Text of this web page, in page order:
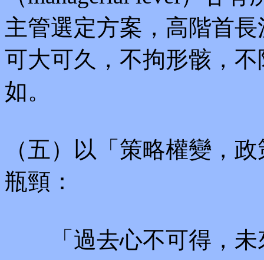
主管選定方案，高階首
可大可久，不拘形骸，
如。
（五）以「策略權變，
瓶頸：
「過去心不可得，未